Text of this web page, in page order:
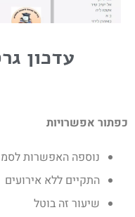
עדכון
כפתור אפשרויות
נוספה האפשרות
התקיים ללא אירועים
שיעור זה בוטל